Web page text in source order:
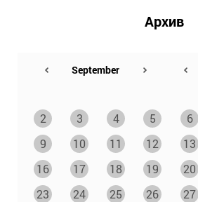
Архив
2
3 4 5 6
9
10 11 12 13
16
17 18 19 20
23
24 25 26 27